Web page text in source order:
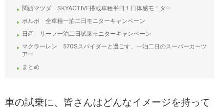
関西マツダ SKYACTIVE搭載車種平日１日体感モニター
ボルボ 全車種一泊二日モニターキャンペーン
日産 リーフ一泊二日試乗モニターキャンペーン
マクラーレン 570Sスパイダーと過ごす、一泊二日のスーパーカーツ
アー
まとめ
車の試乗に、皆さんはどんなイメージを持って